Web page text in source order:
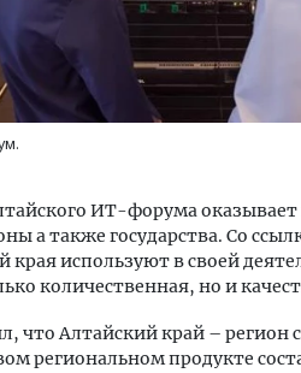
ИТ-форума
а также государства. Со
используют в своей
количественная, но и
что Алтайский край – регион
региональном продукте
плитами становится новым
стандартом
СТРОИТЕЛЬСТВО